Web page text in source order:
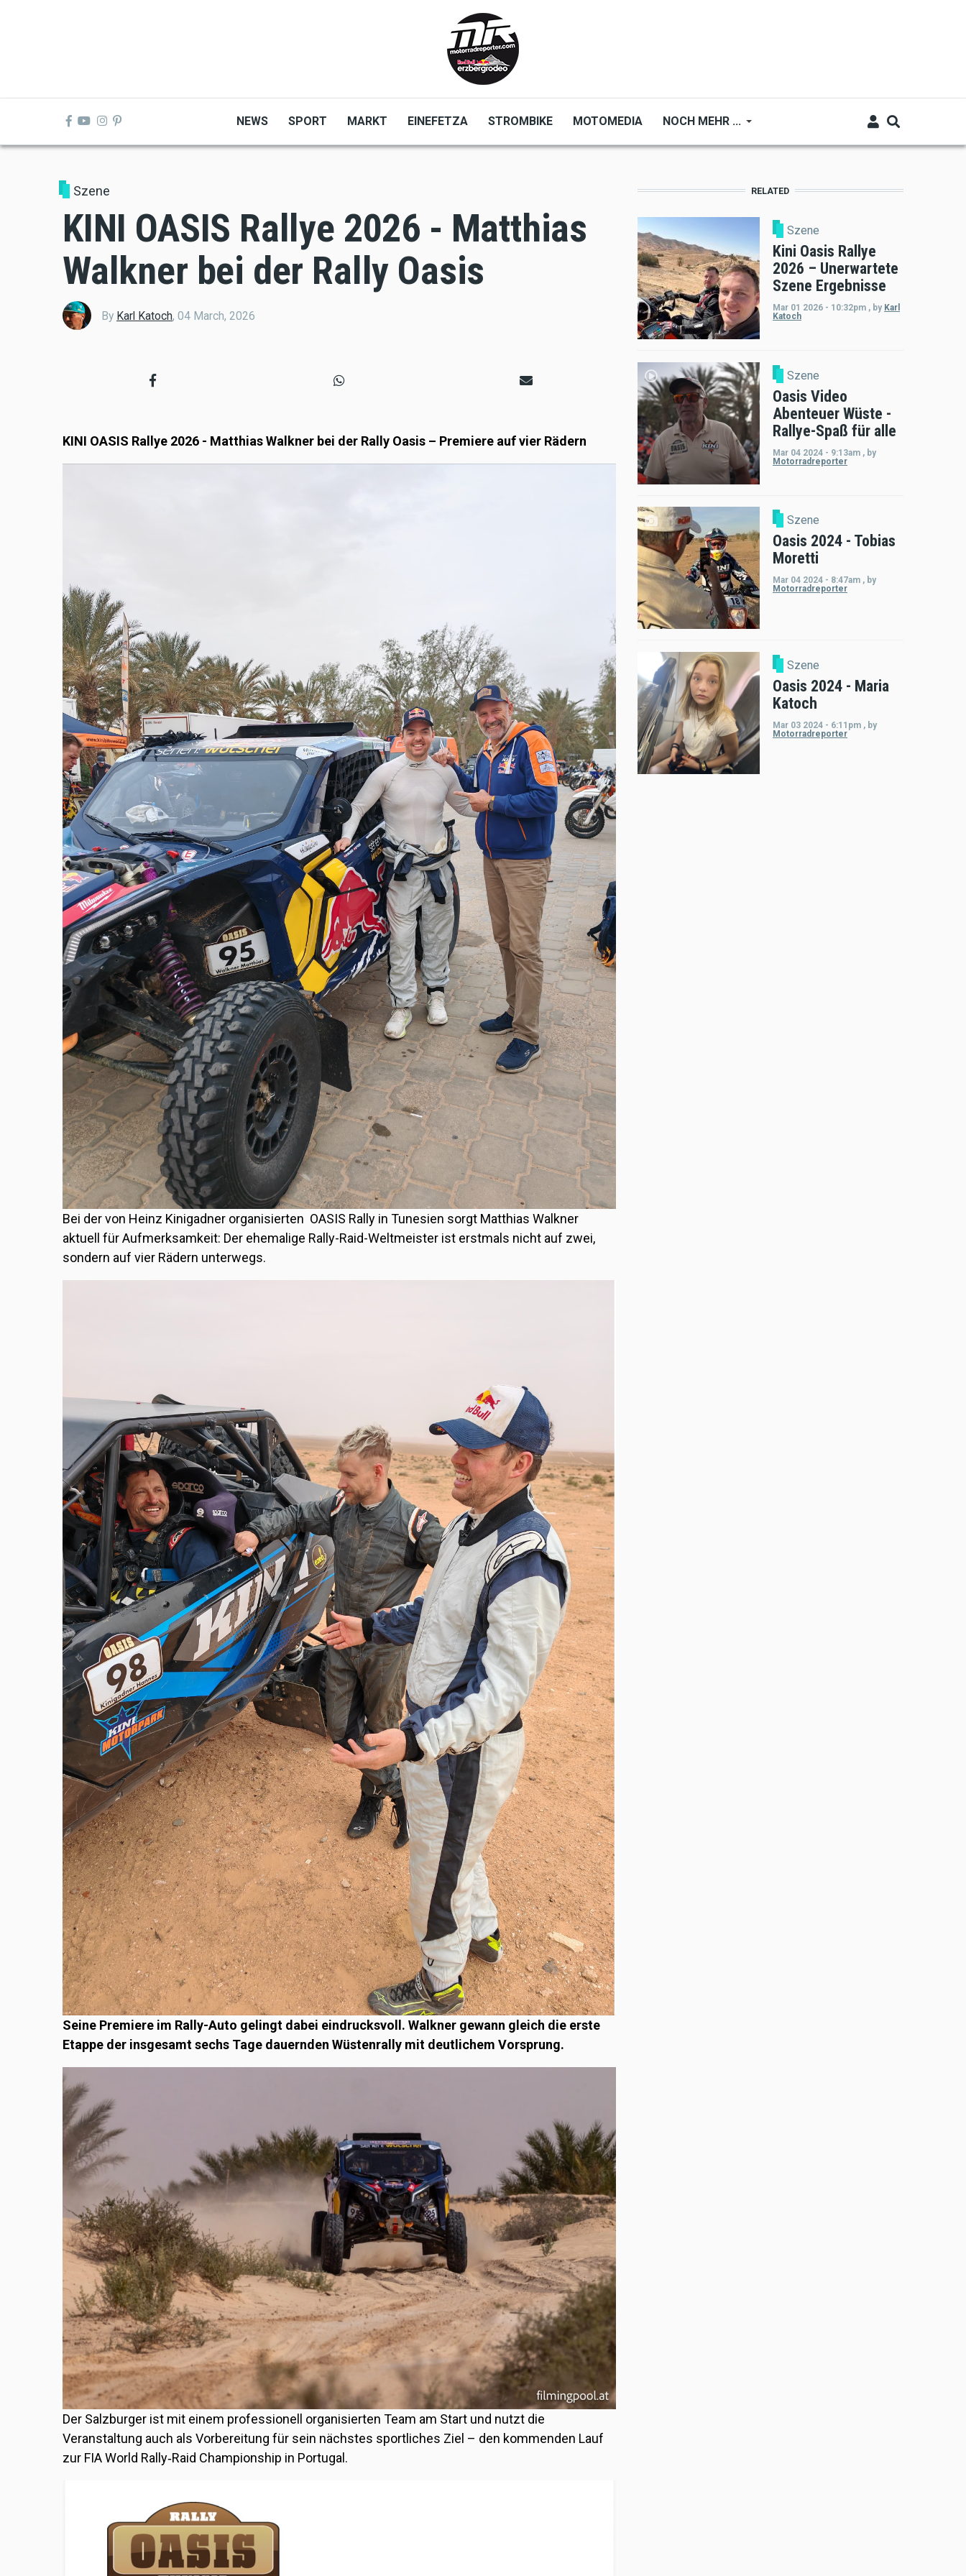
NEWS SPORT MARKT EINEFETZA STROMBIKE MOTOMEDIA NOCH MEHR ...
Szene
KINI OASIS Rallye 2026 - Matthias
Walkner bei der Rally Oasis
By Karl Katoch, 04 March, 2026
KINI OASIS Rallye 2026 - Matthias Walkner bei der Rally Oasis – Premiere auf vier Rädern
Bei der von Heinz Kinigadner organisierten OASIS Rally in Tunesien sorgt Matthias Walkner
aktuell für Aufmerksamkeit: Der ehemalige Rally-Raid-Weltmeister ist erstmals nicht auf zwei,
sondern auf vier Rädern unterwegs.
Seine Premiere im Rally-Auto gelingt dabei eindrucksvoll. Walkner gewann gleich die erste
Etappe der insgesamt sechs Tage dauernden Wüstenrally mit deutlichem Vorsprung.
Der Salzburger ist mit einem professionell organisierten Team am Start und nutzt die
Veranstaltung auch als Vorbereitung für sein nächstes sportliches Ziel – den kommenden Lauf
zur FIA World Rally‑Raid Championship in Portugal .
RELATED
Szene
Kini Oasis Rallye
2026 – Unerwartete
Szene Ergebnisse
Mar 01 2026 - 10:32pm , by Karl
Katoch
Szene
Oasis Video
Abenteuer Wüste -
Rallye-Spaß für alle
Mar 04 2024 - 9:13am , by
Motorradreporter
Szene
Oasis 2024 - Tobias
Moretti
Mar 04 2024 - 8:47am , by
Motorradreporter
Szene
Oasis 2024 - Maria
Katoch
Mar 03 2024 - 6:11pm , by
Motorradreporter